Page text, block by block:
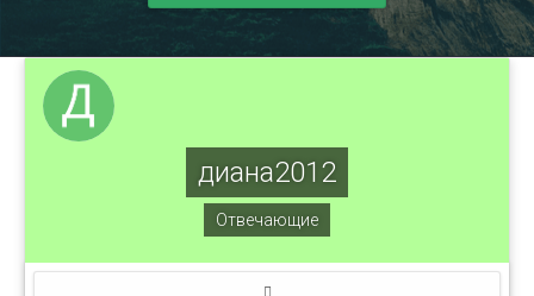
диана2012
Отвечающие